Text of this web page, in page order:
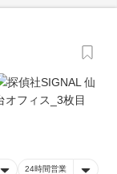
24時間営業